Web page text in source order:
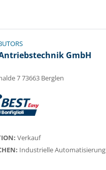
GmbH
7 73663 Berglen
Verkauf
Industrielle Automatisierung